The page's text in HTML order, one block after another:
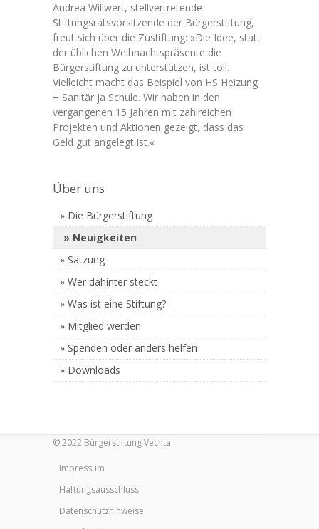
Andrea Willwert, stellvertretende
Stiftungsratsvorsitzende der Bürgerstiftung,
freut sich über die Zustiftung: »Die Idee, statt
der üblichen Weihnachtspräsente die
Bürgerstiftung zu unterstützen, ist toll.
Vielleicht macht das Beispiel von HS Heizung
+ Sanitär ja Schule. Wir haben in den
vergangenen 15 Jahren mit zahlreichen
Projekten und Aktionen gezeigt, dass das
Geld gut angelegt ist.«
Über uns
Die Bürgerstiftung
Neuigkeiten
Satzung
Wer dahinter steckt
Was ist eine Stiftung?
Mitglied werden
Spenden oder anders helfen
Downloads
© 2022 Bürgerstiftung Vechta
Impressum
Haftungsausschluss
Datenschutzhinweise